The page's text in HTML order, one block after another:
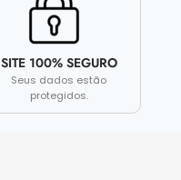
SITE 100% SEGURO
Seus dados estão
protegidos.